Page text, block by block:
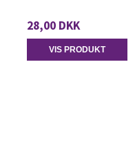
28,00 DKK
VIS PRODUKT